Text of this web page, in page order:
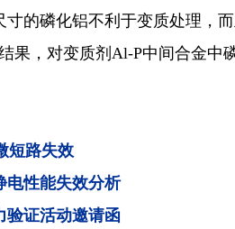
寸的磷化铝不利于变质处理，
果，对变质剂Al-P中间合金
短路失效
电性能失效分析
验证活动邀请函